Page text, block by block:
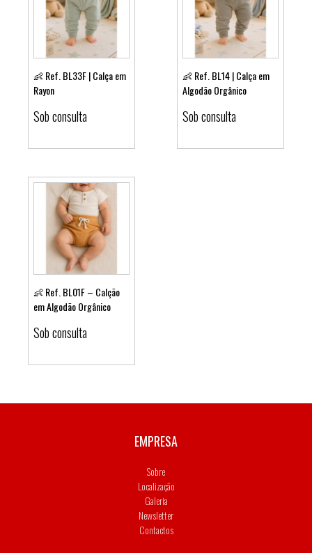
Ver detalhes
👶 Ref. BL33F | Calça em
Rayon
Sob consulta Ver detalhes
👶 Ref. BL14 | Calça em
Algodão Orgânico
Sob consulta
Ver detalhes
👶 Ref. BL01F – Calção
em Algodão Orgânico
Sob consulta
EMPRESA
Sobre
Localização
Galeria
Newsletter
Contactos